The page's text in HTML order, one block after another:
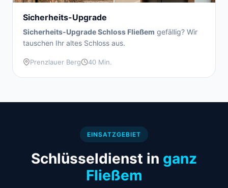
Sicherheits-Upgrade
Sicherheits-Upgrade Schloss Fließem gefällig? Wir
tauschen Ihr altes Schloss aus.
Prenzlauer Berg 40 Min.
EINSATZGEBIET
Schlüsseldienst in ganz
Fließem